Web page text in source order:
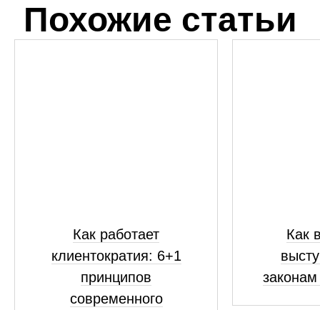
Похожие статьи
Как работает
клиентократия: 6+1
принципов
современного
Как